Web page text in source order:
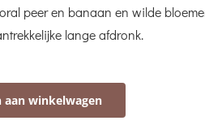
peer en banaan en wilde
lange afdronk.
aan winkelwagen